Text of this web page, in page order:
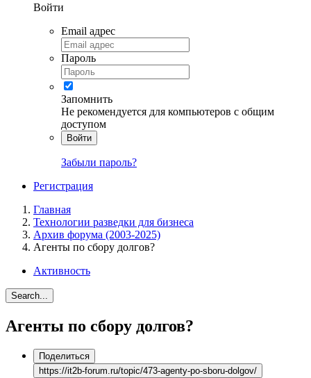
Войти
Email адрес
Пароль
Запомнить
Не рекомендуется для компьютеров с общим
доступом
Войти
Забыли пароль?
Регистрация
Главная
Технологии разведки для бизнеса
Архив форума (2003-2025)
Агенты по сбору долгов?
Активность
Search...
Агенты по сбору долгов?
Поделиться
https://it2b-forum.ru/topic/473-agenty-po-sboru-dolgov/